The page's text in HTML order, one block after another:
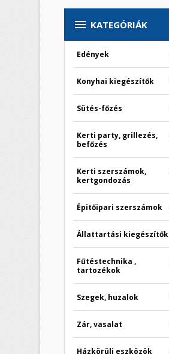
 KATEGÓRIÁK
Edények
Konyhai kiegészítők
Sütés-főzés
Kerti party, grillezés,
befőzés
Kerti szerszámok,
kertgondozás
Épitőipari szerszámok
Állattartási kiegészítők
Fűtéstechnika ,
tartozékok
Szegek, huzalok
Zár, vasalat
Házkörüli eszközök